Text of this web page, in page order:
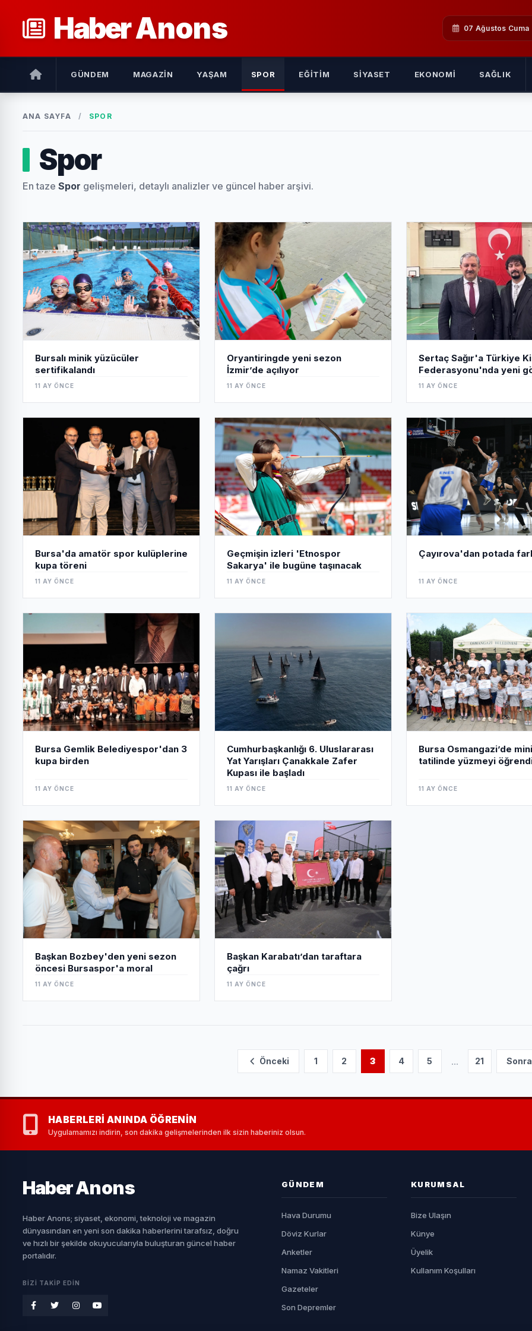
HaberAnons 07 Ağustos Cuma
GÜNDEM MAGAZIN YAŞAM SPOR EĞITIM SIYASET EKONOMI SAĞLIK
ANA SAYFA / SPOR
Spor
En taze Spor gelişmeleri, detaylı analizler ve güncel haber arşivi.
Bursalı minik yüzücüler
sertifikalandı
11 AY ÖNCE
Oryantiringde yeni sezon
İzmir’de açılıyor
11 AY ÖNCE
Sertaç Sağır'a Türkiye
Federasyonu'nda yeni
11 AY ÖNCE
Bursa'da amatör spor kulüplerine
kupa töreni
11 AY ÖNCE
Geçmişin izleri 'Etnospor
Sakarya' ile bugüne taşınacak
11 AY ÖNCE
Çayırova'dan potada
11 AY ÖNCE
Bursa Gemlik Belediyespor'dan 3
kupa birden
11 AY ÖNCE
Cumhurbaşkanlığı 6. Uluslararası
Yat Yarışları Çanakkale Zafer
Kupası ile başladı
11 AY ÖNCE
Bursa Osmangazi’de
tatilinde yüzmeyi
11 AY ÖNCE
Başkan Bozbey'den yeni sezon
öncesi Bursaspor'a moral
11 AY ÖNCE
Başkan Karabatı’dan taraftara
çağrı
11 AY ÖNCE
Önceki 1 2 3 4 5 ... 21
HABERLERI ANINDA ÖĞRENIN
Uygulamamızı indirin, son dakika gelişmelerinden ilk sizin haberiniz olsun.
HaberAnons
Haber Anons; siyaset, ekonomi, teknoloji ve magazin
dünyasından en yeni son dakika haberlerini tarafsız, doğru
ve hızlı bir şekilde okuyucularıyla buluşturan güncel haber
portalıdır.
BIZI TAKIP EDIN
GÜNDEM
Hava Durumu
Döviz Kurlar
Anketler
Namaz Vakitleri
Gazeteler
Son Depremler
KURUMSAL
Bize Ulaşın
Künye
Üyelik
Kullanım Koşulları